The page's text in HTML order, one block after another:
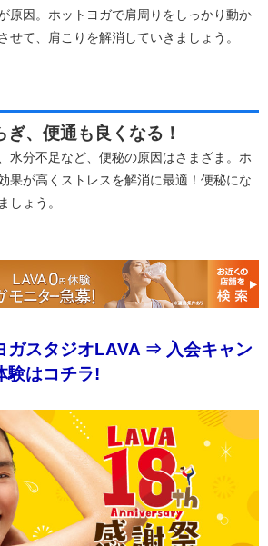
原因。ホットヨガで肩周りをしっかり動か
せて、肩こりを解消していきましょう。
、便通も良くなる！
水分不足など、便秘の原因はさまざま。ホ
果が高くストレスを解消に最適！便秘にな
しょう。
ガスタジオLAVA ⇒ 入会キャン
験はコチラ!